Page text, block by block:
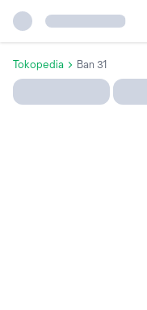
Tokopedia Ban 31